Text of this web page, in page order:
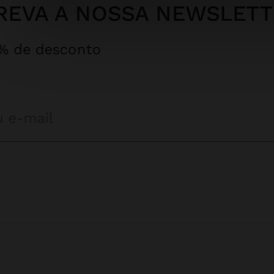
A NOSSA
de desconto